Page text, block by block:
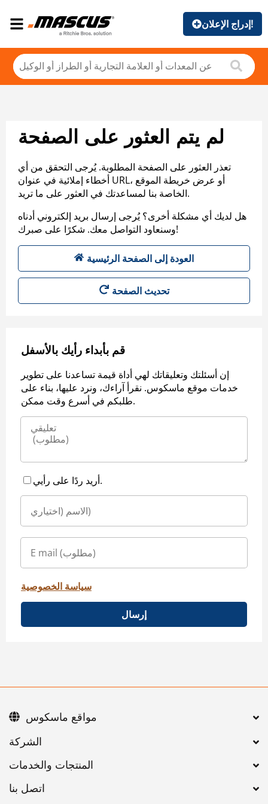
إدراج الإعلان!
لم يتم العثور على الصفحة
تعذر العثور على الصفحة المطلوبة. يُرجى التحقق من أي
أخطاء إملائية في عنوان URL، أو عرض خريطة الموقع
الخاصة بنا لمساعدتك في العثور على ما تريد.
هل لديك أي مشكلة أخرى؟ يُرجى إرسال بريد إلكتروني أدناه
وسنعاود التواصل معك. شكرًا على صبرك!
العودة إلى الصفحة الرئيسية
تحديث الصفحة
قم بأبداء رأيك بالأسفل
إن أسئلتك وتعليقاتك لهي أداة قيمة تساعدنا على تطوير
خدمات موقع ماسكوس. نقرأ آراءك، ونرد عليها، بناء على
طلبكم في أسرع وقت ممكن.
أريد ردًا على رأيي.
سياسة الخصوصية
إرسال
اتصل بنا
مواقع ماسكوس